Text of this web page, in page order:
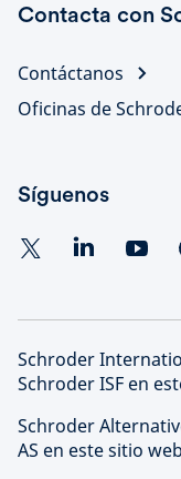
Contacta con
Contáctanos
Oficinas de
Síguenos
Schroder
Schroder ISF en
Schroder
AS en este sitio